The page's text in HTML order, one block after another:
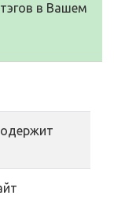
в Вашем